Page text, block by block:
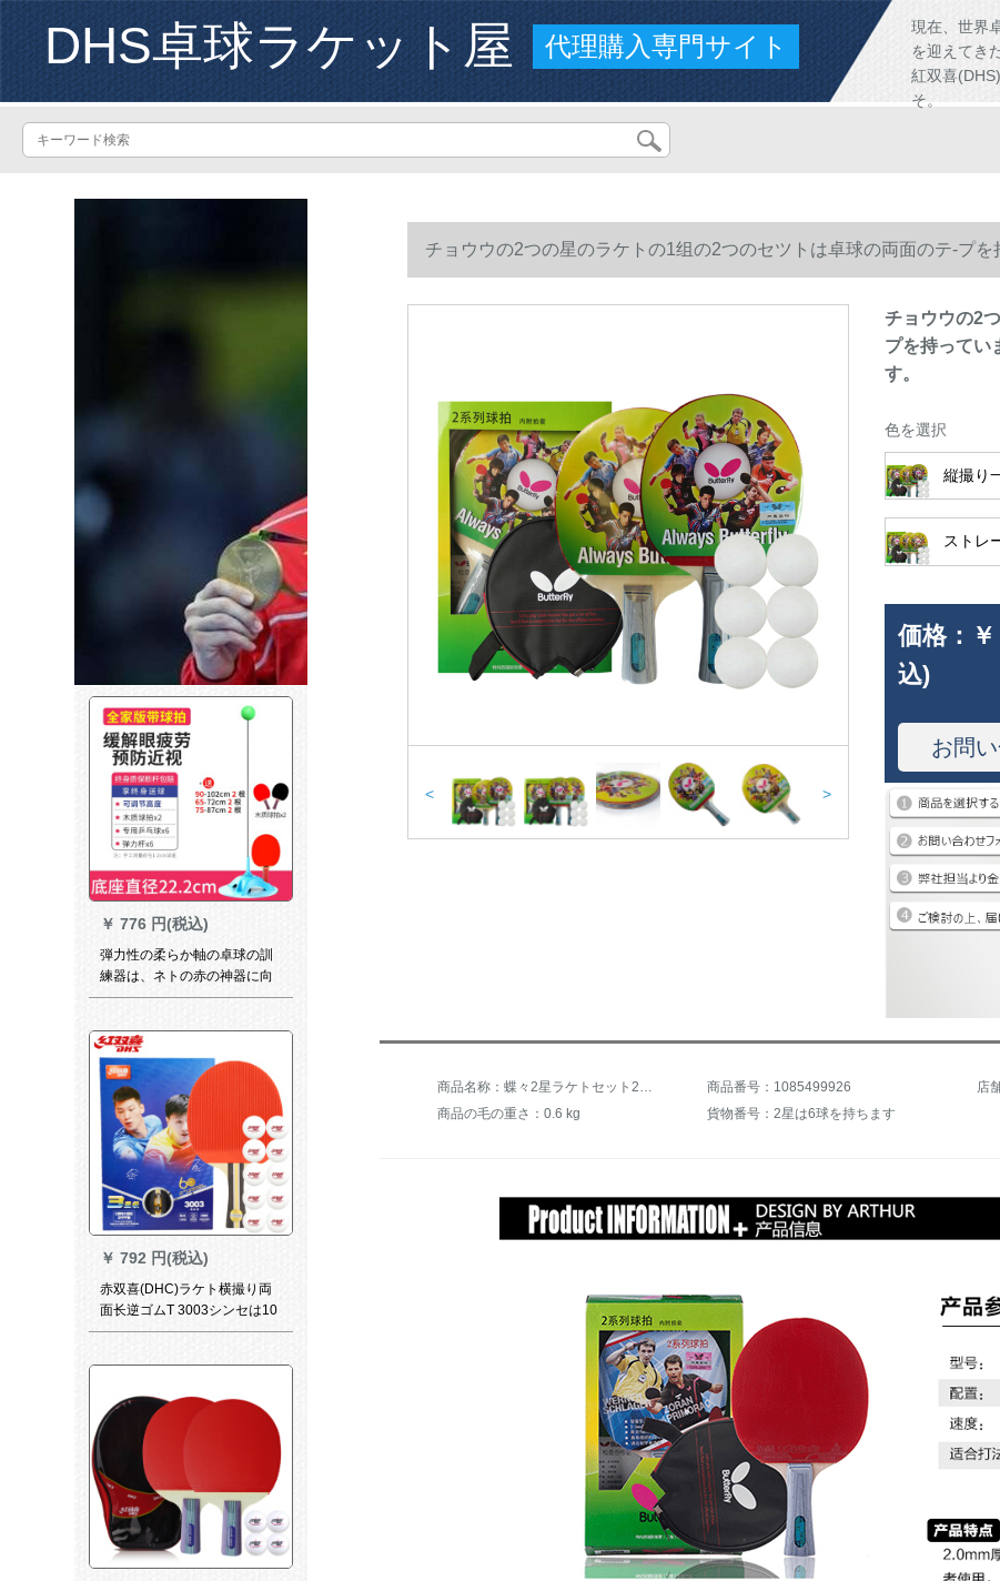
DHS卓球ラケット屋 代理購入専門サイト
現在、世界
を迎えてき
紅双喜
そ。
￥ 776 円(税込)
弾力性の柔らか軸の卓球の訓
練器は、ネトの赤の神器に向
かって、兵士のボアルールの
ます。练习してから、カラケ
トを弾きます。
￥ 792 円(税込)
赤双喜(DHC)ラケト横撮り両
面长逆ゴムT 3003シンセは10
个の卓球ボアをプロシュート
チョウウの2つの星のラケトの1组の2つのセツトは卓球の両面のテ-プ
でございます。
< >
チョウウの2
プを持ってい
す。
色を選択
縦撮り
ストレ
価格：
込)
お問
商品番号：1085499926
店
商品の毛の重さ：0.6 kg
貨物番号：2星は6球を持ちます